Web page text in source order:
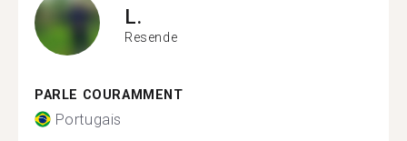
L.
Resende
PARLE COURAMMENT
Portugais